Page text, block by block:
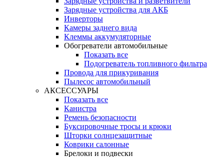
Зарядные устройства для АКБ
Инверторы
Камеры заднего вида
Клеммы аккумуляторные
Обогреватели автомобильные
Показать все
Подогреватель топливного фильтра
Провода для прикуривания
Пылесос автомобильный
АКСЕССУАРЫ
Показать все
Канистра
Ремень безопасности
Буксировочные тросы и крюки
Шторки солнцезащитные
Коврики салонные
Брелоки и подвески